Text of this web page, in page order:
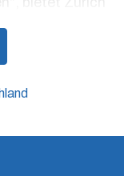
über traditionelle
um Kunden
aufzubauen.